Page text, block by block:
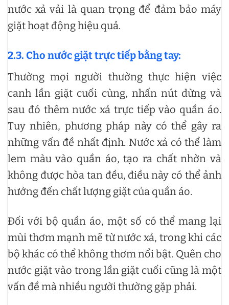
nước xả vải là quan trọng để đảm bảo máy
giặt hoạt động hiệu quả.
2.3. Cho nước giặt trực tiếp bằng tay:
Thường mọi người thường thực hiện việc
canh lần giặt cuối cùng, nhấn nút dừng và
sau đó thêm nước xả trực tiếp vào quần áo.
Tuy nhiên, phương pháp này có thể gây ra
những vấn đề nhất định. Nước xả có thể làm
lem màu vào quần áo, tạo ra chất nhờn và
không được hòa tan đều, điều này có thể ảnh
hưởng đến chất lượng giặt của quần áo.
Đối với bộ quần áo, một số có thể mang lại
mùi thơm mạnh mẽ từ nước xả, trong khi các
bộ khác có thể không thơm nổi bật. Quên cho
nước giặt vào trong lần giặt cuối cũng là một
vấn đề mà nhiều người thường gặp phải.